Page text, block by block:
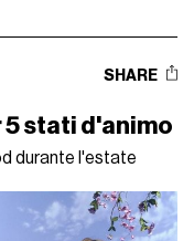
SHARE
stati d'animo
durante l'estate